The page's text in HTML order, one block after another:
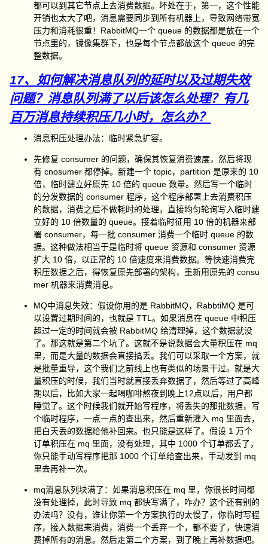
都可以到其它节点上去消费数据。坏处在于，第一，这个性能
开销也太大了吧，消息需要同步到所有机器上，导致网络带宽
压力和消耗很重！RabbitMQ一个 queue 的数据都是放在一个
节点里的，镜像集群下，也是每个节点都放这个 queue 的完
整数据。
17、如何解决消息队列的延时以及过期失效
问题？消息队列满了以后该怎么处理？有几
百万消息持续积压几小时，怎么办？
消息积压处理办法：临时紧急扩容。
先修复 consumer 的问题，确保其恢复消费速度，然后将现
有 cnosumer 都停掉。新建一个 topic，partition 是原来的 10
倍，临时建立好原先 10 倍的 queue 数量。然后写一个临时
的分发数据的 consumer 程序，这个程序部署上去消费积压
的数据，消费之后不做耗时的处理，直接均匀轮询写入临时建
立好的 10 倍数量的 queue。接着临时征用 10 倍的机器来部
署 consumer，每一批 consumer 消费一个临时 queue 的数
据。这种做法相当于是临时将 queue 资源和 consumer 资源
扩大 10 倍，以正常的 10 倍速度来消费数据。等快速消费完
积压数据之后，得恢复原先部署的架构，重新用原先的 consu
mer 机器来消费消息。
MQ中消息失效：假设你用的是 RabbitMQ，RabbtiMQ 是可
以设置过期时间的，也就是 TTL。如果消息在 queue 中积压
超过一定的时间就会被 RabbitMQ 给清理掉，这个数据就没
了。那这就是第二个坑了。这就不是说数据会大量积压在 mq
里，而是大量的数据会直接搞丢。我们可以采取一个方案，就
是批量重导，这个我们之前线上也有类似的场景干过。就是大
量积压的时候，我们当时就直接丢弃数据了，然后等过了高峰
期以后，比如大家一起喝咖啡熬夜到晚上12点以后，用户都
睡觉了。这个时候我们就开始写程序，将丢失的那批数据，写
个临时程序，一点一点的查出来，然后重新灌入 mq 里面去，
把白天丢的数据给他补回来。也只能是这样了。假设 1 万个
订单积压在 mq 里面，没有处理，其中 1000 个订单都丢了，
你只能手动写程序把那 1000 个订单给查出来，手动发到 mq
里去再补一次。
mq消息队列块满了：如果消息积压在 mq 里，你很长时间都
没有处理掉，此时导致 mq 都快写满了，咋办？这个还有别的
办法吗？没有，谁让你第一个方案执行的太慢了，你临时写程
序，接入数据来消费，消费一个丢弃一个，都不要了，快速消
费掉所有的消息。然后走第二个方案，到了晚上再补数据吧。